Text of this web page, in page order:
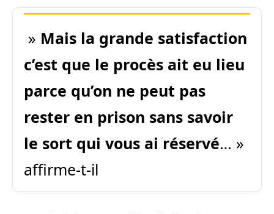
» Mais la grande satisfaction
c’est que le procès ait eu lieu
parce qu’on ne peut pas
rester en prison sans savoir
le sort qui vous ai réservé… »
affirme-t-il